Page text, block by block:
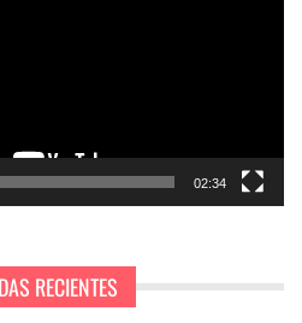
02:34
RECIENTES